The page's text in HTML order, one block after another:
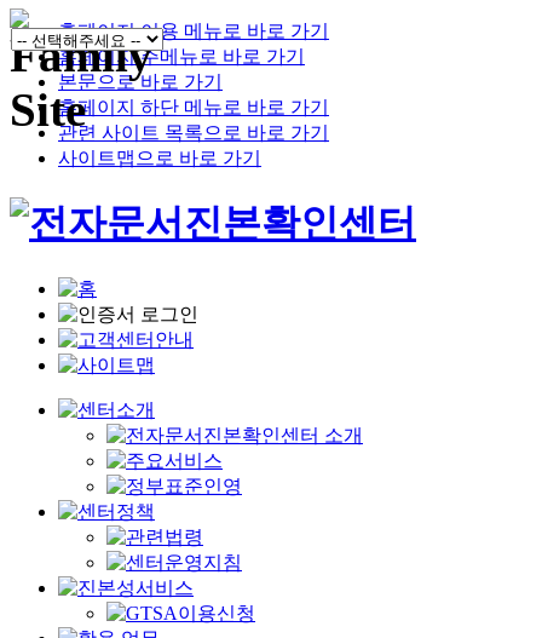
홈페이지 이용 메뉴로 바로 가기
홈페이지 주메뉴로 바로 가기
본문으로 바로 가기
홈페이지 하단 메뉴로 바로 가기
관련 사이트 목록으로 바로 가기
사이트맵으로 바로 가기